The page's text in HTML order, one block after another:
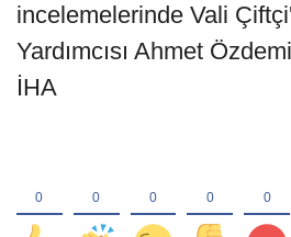
incelemelerinde Vali
Yardımcısı Ahmet
İHA